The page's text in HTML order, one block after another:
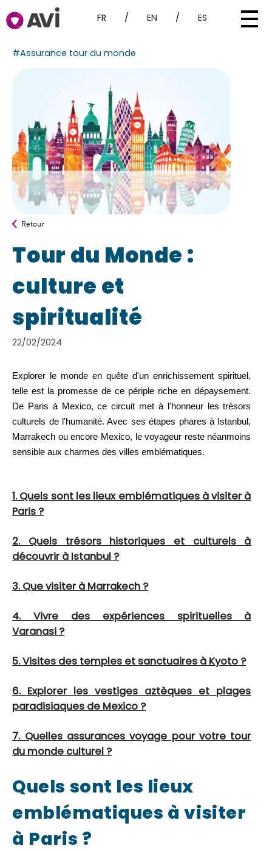
FR / EN / ES
#Assurance tour du monde
Retour
Tour du Monde :
culture et
spiritualité
22/02/2024
Explorer le monde en quête d'un enrichissement spirituel,
telle est la promesse de ce périple riche en dépaysement.
De Paris à Mexico, ce circuit met à l'honneur les trésors
culturels de l'humanité. Avec ses étapes phares à Istanbul,
Marrakech ou encore Mexico, le voyageur reste néanmoins
sensible aux charmes des villes emblématiques.
1. Quels sont les lieux emblématiques à visiter à
Paris ?
2. Quels trésors historiques et culturels à
découvrir à Istanbul ?
3. Que visiter à Marrakech ?
4. Vivre des expériences spirituelles à
Varanasi ?
5. Visites des temples et sanctuaires à Kyoto ?
6. Explorer les vestiges aztèques et plages
paradisiaques de Mexico ?
7. Quelles assurances voyage pour votre tour
du monde culturel ?
Quels sont les lieux
emblématiques à visiter
à Paris ?